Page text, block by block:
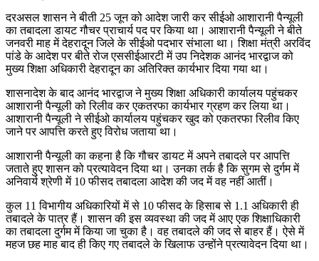
दरअसल शासन ने बीती 25 जून को आदेश जारी कर सीईओ आशारानी पैन्यूली
का तबादला डायट गौचर प्राचार्य पद पर किया था। आशारानी पैन्यूली ने बीते
जनवरी माह में देहरादून जिले के सीईओ पदभार संभाला था। शिक्षा मंत्री अरविंद
पांडे के आदेश पर बीते रोज एससीईआरटी में उप निदेशक आनंद भारद्वाज को
मुख्य शिक्षा अधिकारी देहरादून का अतिरिक्त कार्यभार दिया गया था।
शासनादेश के बाद आनंद भारद्वाज ने मुख्य शिक्षा अधिकारी कार्यालय पहुंचकर
आशारानी पैन्यूली को रिलीव कर एकतरफा कार्यभार ग्रहण कर लिया था।
आशारानी पैन्यूली ने सीईओ कार्यालय पहुंचकर खुद को एकतरफा रिलीव किए
जाने पर आपत्ति करते हुए विरोध जताया था।
आशारानी पैन्यूली का कहना है कि गौचर डायट में अपने तबादले पर आपत्ति
जताते हुए शासन को प्रत्यावेदन दिया था। उनका तर्क है कि सुगम से दुर्गम में
अनिवार्य श्रेणी में 10 फीसद तबादला आदेश की जद में वह नहीं आतीं।
कुल 11 विभागीय अधिकारियों में से 10 फीसद के हिसाब से 1.1 अधिकारी ही
तबादले के पात्र हैं। शासन की इस व्यवस्था की जद में आए एक शिक्षाधिकारी
का तबादला दुर्गम में किया जा चुका है। वह तबादले की जद से बाहर हैं। ऐसे में
महज छह माह बाद ही किए गए तबादले के खिलाफ उन्होंने प्रत्यावेदन दिया था।